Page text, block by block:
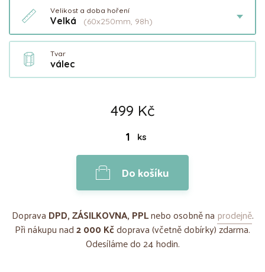
Velikost a doba hoření
Velká (60x250mm, 98h)
Tvar
válec
499 Kč
ks
Do košíku
Doprava DPD, ZÁSILKOVNA, PPLnebo osobně na prodejně.
Při nákupu nad2 000 Kčdoprava (včetně dobírky) zdarma.
Odesíláme do 24 hodin.